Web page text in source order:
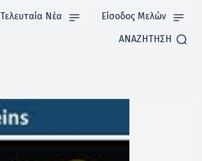
Τελευταία Νέα Είσοδος Μελών
ΑΝΑΖΗΤΗΣΗ